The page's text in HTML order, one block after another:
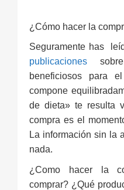
¿Cómo hacer la
Seguramente has
publicaciones
beneficiosos para
compone
de dieta» te resulta
compra es el
La información sin la
nada.
¿Como hacer la
comprar? ¿Qué